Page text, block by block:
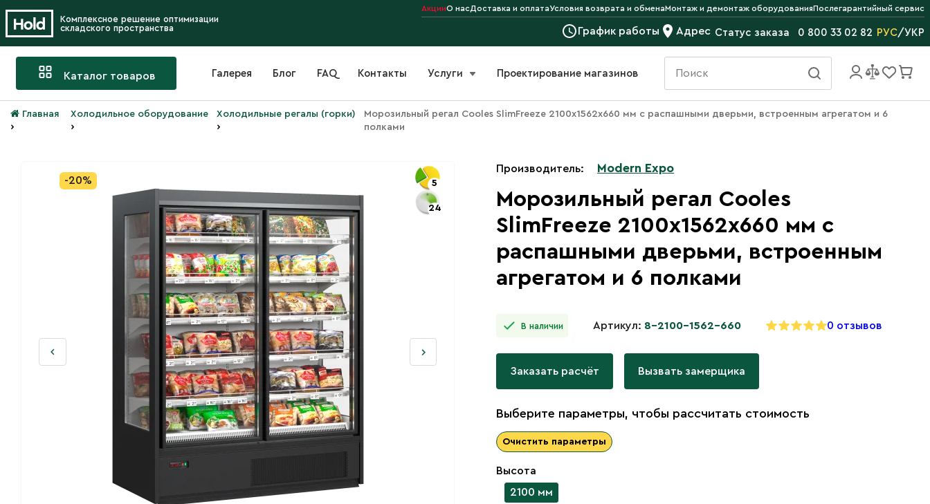
Комплексное решение оптимизации
складского пространства
АкцииО насДоставка и оплатаУсловия возврата и обменаМонтаж и демонтаж оборудованияПослегарантийный сервис
График работы Адрес Статус заказа 0 800 33 02 82 РУС/УКР
Каталог товаров Галерея Блог FAQ Контакты Услуги Проектирование магазинов
Главная
›
Холодильное оборудование
›
Холодильные регалы (горки)
›
Морозильный регал Cooles SlimFreeze 2100х1562х660 мм с распашными дверьми, встроенным агрегатом и 6
полками
5
24
-20%
Производитель: Modern Expo
Морозильный регал Cooles
SlimFreeze 2100х1562х660 мм с
распашными дверьми, встроенным
агрегатом и 6 полками
В наличии Артикул: 8-2100-1562-660 0 отзывов
Заказать расчёт Вызвать замерщика
Выберите параметры, чтобы рассчитать стоимость
Очистить параметры
Высота
2100 мм